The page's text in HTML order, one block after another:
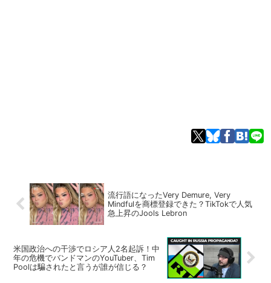
流行語になったVery Demure, Very
Mindfulを商標登録できた？TikTokで人気
急上昇のJools Lebron
米国政治への干渉でロシア人2名起訴！中
年の危機でバンドマンのYouTuber、Tim
Poolは騙されたと言うが誰が信じる？